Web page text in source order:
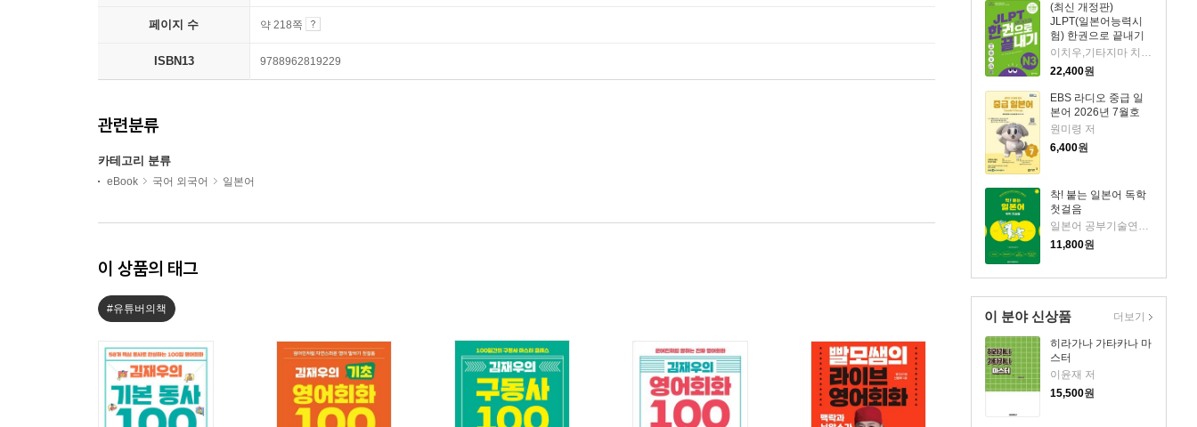
(최신 개정판)
JLPT(일본어능력시
험) 한권으로 끝내기
N3
이치우,기타지마 치즈코,김윤선,도리이 마이코 저
22,400원
EBS 라디오 중급 일
본어 2026년 7월호
원미령 저
6,400원
착! 붙는 일본어 독학
첫걸음
일본어 공부기술연구소 저
11,800원
이 분야 신상품
히라가나 가타카나 마
스터
이윤재 저
15,500원
더보기
페이지 수 약 218쪽
ISBN13 9788962819229
관련분류
카테고리 분류
eBook 국어 외국어 일본어
이 상품의 태그
#유튜버의책